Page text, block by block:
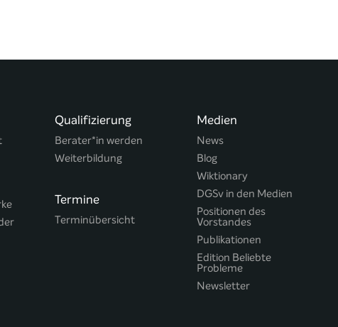
Qualifizierung
Berater*in werden
Weiterbildung
Termine
Terminübersicht
Medien
News
Blog
Wiktionary
DGSv in den Medien
Positionen des
Vorstandes
Publikationen
Edition Beliebte
Probleme
Newsletter